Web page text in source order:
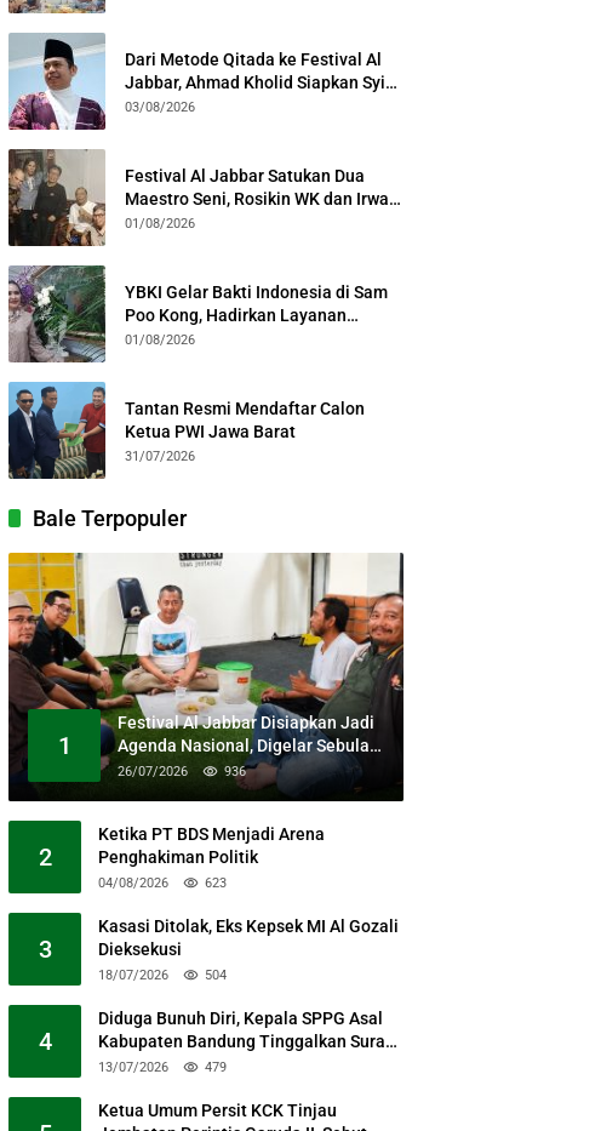
Dari Metode Qitada ke Festival Al
Jabbar, Ahmad Kholid Siapkan Syiar
Al-Qur’an Lewat Nada
03/08/2026
Festival Al Jabbar Satukan Dua
Maestro Seni, Rosikin WK dan Irwan
Guntari Garap Pertunjukan Kolosal
01/08/2026
YBKI Gelar Bakti Indonesia di Sam
Poo Kong, Hadirkan Layanan
Kesehatan Gratis dan Dialog
01/08/2026
Tantan Resmi Mendaftar Calon
Ketua PWI Jawa Barat
31/07/2026
Bale Terpopuler
1
Festival Al Jabbar Disiapkan Jadi
Agenda Nasional, Digelar Sebulan
Penuh di Kawasan Masjid Raya Al
26/07/2026 936
2
Ketika PT BDS Menjadi Arena
Penghakiman Politik
04/08/2026 623
3
Kasasi Ditolak, Eks Kepsek MI Al Gozali
Dieksekusi
18/07/2026 504
4
Diduga Bunuh Diri, Kepala SPPG Asal
Kabupaten Bandung Tinggalkan Surat
Permohonan Maaf
13/07/2026 479
Ketua Umum Persit KCK Tinjau